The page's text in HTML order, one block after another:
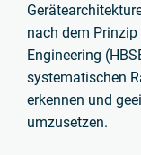
nach dem
Engineering
systematischen
erkennen und
umzusetzen.